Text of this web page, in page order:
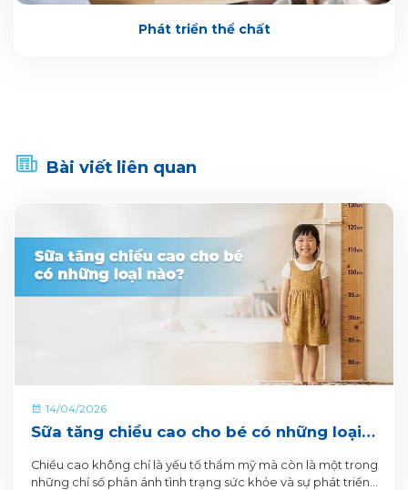
Phát triển thể chất
Bài viết liên quan
14/04/2026
Sữa tăng chiều cao cho bé có những loại
Chiều cao không chỉ là yếu tố thẩm mỹ mà còn là một trong
những chỉ số phản ánh tình trạng sức khỏe và sự phát triển